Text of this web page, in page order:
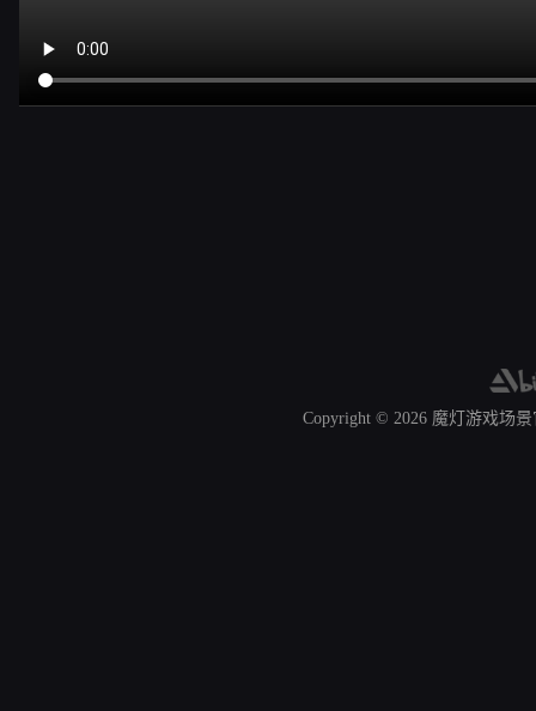
Copyright © 2026魔灯游戏场景